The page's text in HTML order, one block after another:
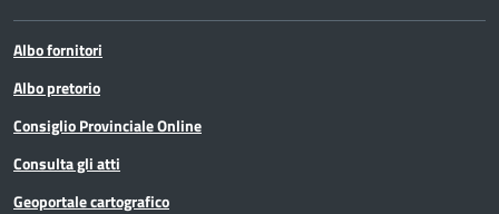
Albo fornitori
Albo pretorio
Consiglio Provinciale Online
Consulta gli atti
Geoportale cartografico